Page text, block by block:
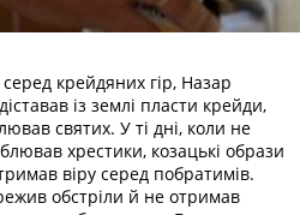
крейдяних гір, Назар
із землі пласти крейди,
святих. У ті дні, коли не
хрестики, козацькі образи
віру серед побратимів.
обстріли й не отримав